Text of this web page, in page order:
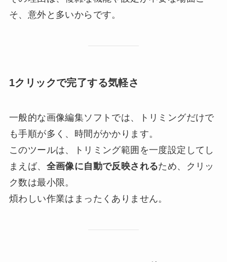
そ、意外と多いからです。
1クリックで完了する気軽さ
一般的な画像編集ソフトでは、トリミングだけで
も手順が多く、時間がかかります。
このツールは、トリミング範囲を一度設定してし
まえば、 全画像に自動で反映されるため、クリッ
ク数は最小限。
煩わしい作業はまったくありません。